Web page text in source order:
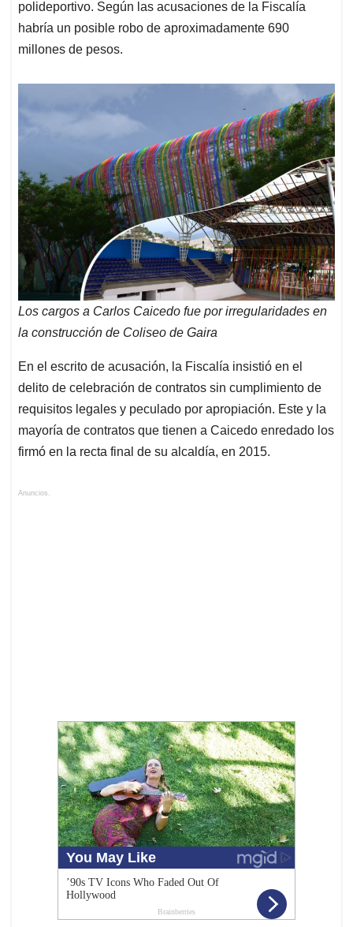
polideportivo. Según las acusaciones de la Fiscalía
habría un posible robo de aproximadamente 690
millones de pesos.
Los cargos a Carlos Caicedo fue por irregularidades en
la construcción de Coliseo de Gaira
En el escrito de acusación, la Fiscalía insistió en el
delito de celebración de contratos sin cumplimiento de
requisitos legales y peculado por apropiación. Este y la
mayoría de contratos que tienen a Caicedo enredado los
firmó en la recta final de su alcaldía, en 2015.
Anuncios.